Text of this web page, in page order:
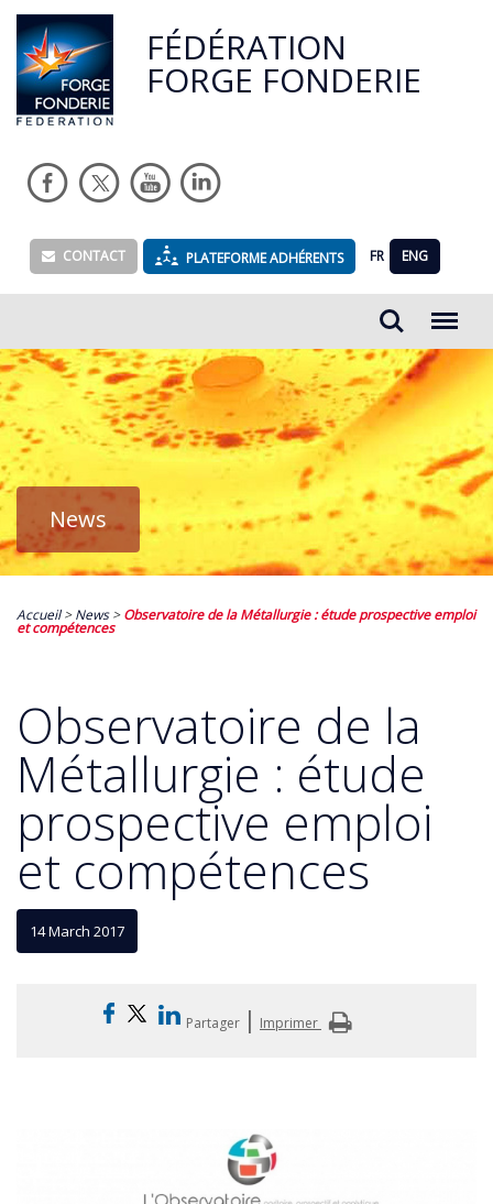
FÉDÉRATION
FORGE FONDERIE
CONTACT PLATEFORME ADHÉRENTS FR ENG
Rechercher...
News
Accueil>News>Observatoire de la Métallurgie : étude prospective emploi
et compétences
Observatoire de la
Métallurgie : étude
prospective emploi
et compétences
14 March 2017
Partager | Imprimer